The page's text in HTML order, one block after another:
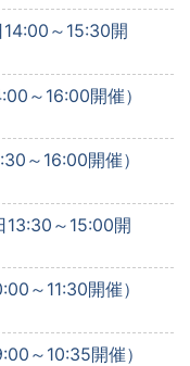
～15:30開
～16:00開催）
～16:00開催）
13:30～15:00開
～11:30開催）
～10:35開催）